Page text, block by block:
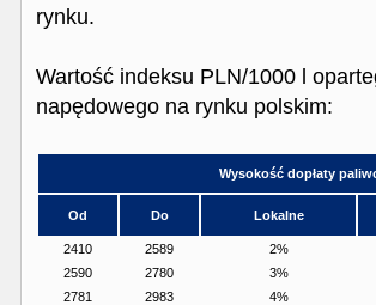
rynku.
Wartość indeksu PLN/1000 l
napędowego na rynku polskim:
Wysokość dopłaty
Od Do Lokalne
2410
2589 2%
2590
2780 3%
2781
2983 4%